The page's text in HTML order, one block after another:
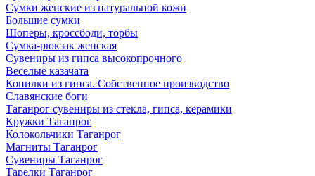
Сумки женские из натуральной кожи
Большие сумки
Шоперы, кроссбоди, торбы
Сумка-рюкзак женская
Сувениры из гипса высокопрочного
Веселые казачата
Копилки из гипса. Собственное производство
Славянские боги
Таганрог сувениры из стекла, гипса, керамики
Кружки Таганрог
Колокольчики Таганрог
Магниты Таганрог
Сувениры Таганрог
Тарелки Таганрог